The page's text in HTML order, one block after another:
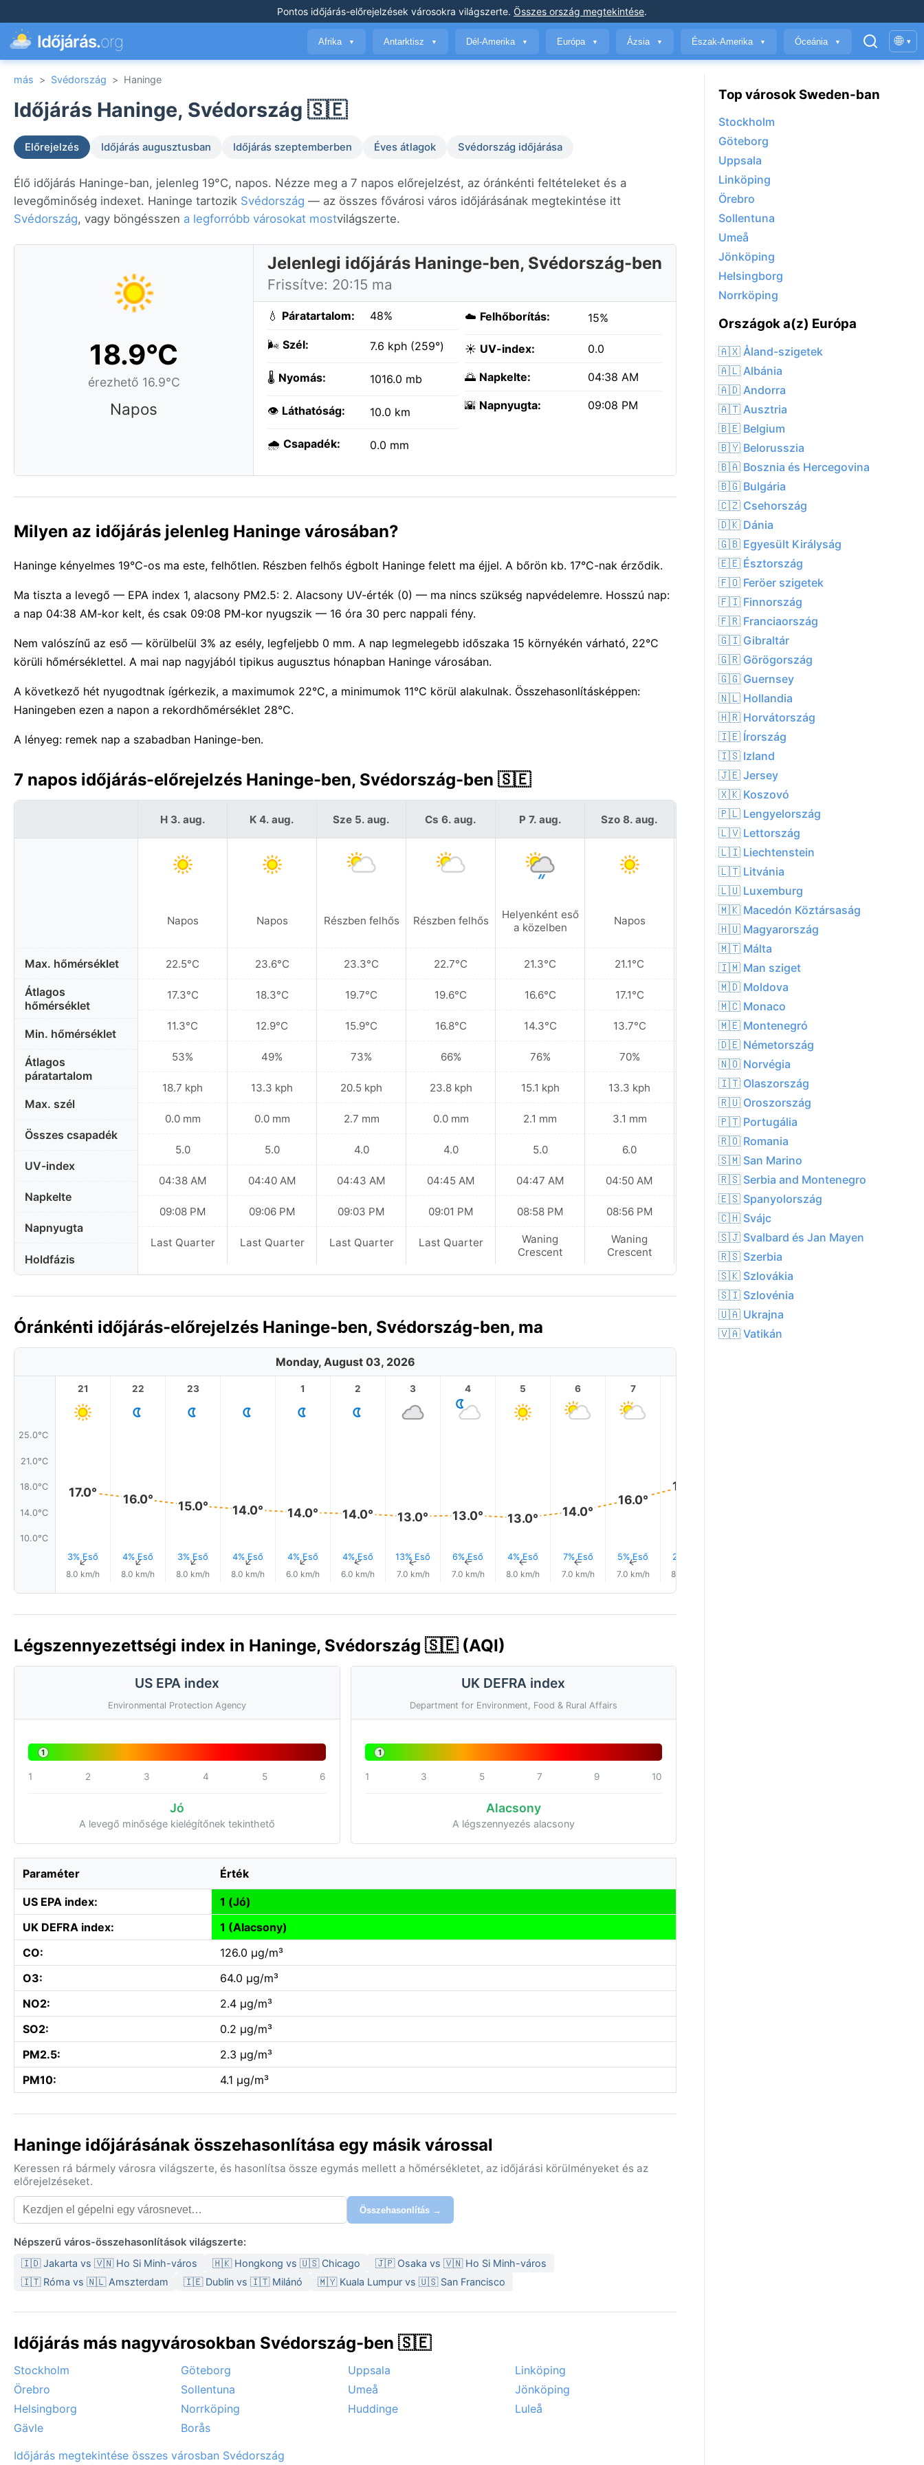
Pontos időjárás-előrejelzések városokra világszerte. Összes ország megtekintése.
Időjárás.org Afrika ▼ Antarktisz ▼ Dél-Amerika ▼ Európa ▼ Ázsia ▼ Észak-Amerika ▼ Óceánia ▼ 🌐 ▾
más > Svédország > Haninge
Időjárás Haninge, Svédország 🇸🇪
Előrejelzés Időjárás augusztusban Időjárás szeptemberben Éves átlagok Svédország időjárása
Élő időjárás Haninge-ban, jelenleg 19°C, napos. Nézze meg a 7 napos előrejelzést, az óránkénti feltételeket és a
levegőminőség indexet. Haninge tartozik Svédország — az összes fővárosi város időjárásának megtekintése itt
Svédország, vagy böngésszen a legforróbb városokat mostvilágszerte.
18.9°C
érezhető 16.9°C
Napos
Jelenlegi időjárás Haninge-ben, Svédország-ben
Frissítve: 20:15 ma
💧 Páratartalom: 48%
🌬️ Szél: 7.6 kph (259°)
🌡️ Nyomás: 1016.0 mb
👁️ Láthatóság: 10.0 km
🌧️ Csapadék: 0.0 mm
☁️ Felhőborítás: 15%
☀️ UV-index: 0.0
🌅 Napkelte: 04:38 AM
🌇 Napnyugta: 09:08 PM
Milyen az időjárás jelenleg Haninge városában?
Haninge kényelmes 19°C-os ma este, felhőtlen. Részben felhős égbolt Haninge felett ma éjjel. A bőrön kb. 17°C-nak érződik.
Ma tiszta a levegő — EPA index 1, alacsony PM2.5: 2. Alacsony UV-érték (0) — ma nincs szükség napvédelemre. Hosszú nap:
a nap 04:38 AM-kor kelt, és csak 09:08 PM-kor nyugszik — 16 óra 30 perc nappali fény.
Nem valószínű az eső — körülbelül 3% az esély, legfeljebb 0 mm. A nap legmelegebb időszaka 15 környékén várható, 22°C
körüli hőmérséklettel. A mai nap nagyjából tipikus augusztus hónapban Haninge városában.
A következő hét nyugodtnak ígérkezik, a maximumok 22°C, a minimumok 11°C körül alakulnak. Összehasonlításképpen:
Haningeben ezen a napon a rekordhőmérséklet 28°C.
A lényeg: remek nap a szabadban Haninge-ben.
7 napos időjárás-előrejelzés Haninge-ben, Svédország-ben 🇸🇪
Max. hőmérséklet
Átlagos
hőmérséklet
Min. hőmérséklet
Átlagos
páratartalom
Max. szél
Összes csapadék
UV-index
Napkelte
Napnyugta
Holdfázis
H 3. aug.
Napos
22.5°C
17.3°C
11.3°C
53%
18.7 kph
0.0 mm
5.0
04:38 AM
09:08 PM
Last Quarter
K 4. aug.
Napos
23.6°C
18.3°C
12.9°C
49%
13.3 kph
0.0 mm
5.0
04:40 AM
09:06 PM
Last Quarter
Sze 5. aug.
Részben felhős
23.3°C
19.7°C
15.9°C
73%
20.5 kph
2.7 mm
4.0
04:43 AM
09:03 PM
Last Quarter
Cs 6. aug.
Részben felhős
22.7°C
19.6°C
16.8°C
66%
23.8 kph
0.0 mm
4.0
04:45 AM
09:01 PM
Last Quarter
P 7. aug.
Helyenként eső
a közelben
21.3°C
16.6°C
14.3°C
76%
15.1 kph
2.1 mm
5.0
04:47 AM
08:58 PM
Waning
Crescent
Szo 8. aug.
Napos
21.1°C
17.1°C
13.7°C
70%
13.3 kph
3.1 mm
6.0
04:50 AM
08:56 PM
Waning
Crescent
V 9. aug.
Helyenként eső
a közelben
20.9°C
17.6°C
15.2°C
63%
22.3 kph
2.1 mm
5.0
04:52 AM
08:53 PM
Waning
Crescent
Óránkénti időjárás-előrejelzés Haninge-ben, Svédország-ben, ma
Monday, August 03, 2026
25.0°C
21.0°C
18.0°C
14.0°C
10.0°C
21
17.0°
3% Eső
↑
8.0 km/h
22
16.0°
4% Eső
↑
8.0 km/h
23
15.0°
3% Eső
↑
8.0 km/h
14.0°
4% Eső
↑
8.0 km/h
1
14.0°
4% Eső
↑
6.0 km/h
2
14.0°
4% Eső
↑
6.0 km/h
3
13.0°
13% Eső
↑
7.0 km/h
4
13.0°
6% Eső
↑
7.0 km/h
5
13.0°
4% Eső
↑
8.0 km/h
6
14.0°
7% Eső
↑
7.0 km/h
7
16.0°
5% Eső
↑
7.0 km/h
18.0°
2% Eső
8.0 km/h
Légszennyezettségi index in Haninge, Svédország 🇸🇪 (AQI)
US EPA index
Environmental Protection Agency
1
1 2 3 4 5 6
Jó
A levegő minősége kielégítőnek tekinthető
UK DEFRA index
Department for Environment, Food & Rural Affairs
1
1 3 5 7 9 10
Alacsony
A légszennyezés alacsony
Paraméter Érték
US EPA index:
1 (Jó)
UK DEFRA index:
1 (Alacsony)
CO:
126.0 µg/m³
O3:
64.0 µg/m³
NO2:
2.4 µg/m³
SO2:
0.2 µg/m³
PM2.5:
2.3 µg/m³
PM10:
4.1 µg/m³
Haninge időjárásának összehasonlítása egy másik várossal
Keressen rá bármely városra világszerte, és hasonlítsa össze egymás mellett a hőmérsékletet, az időjárási körülményeket és az
előrejelzéseket.
Összehasonlítás →
Népszerű város-összehasonlítások világszerte:
🇮🇩 Jakarta vs 🇻🇳 Ho Si Minh-város 🇭🇰 Hongkong vs 🇺🇸 Chicago
🇯🇵 Osaka vs 🇻🇳 Ho Si Minh-város
🇮🇹 Róma vs 🇳🇱 Amszterdam
🇮🇪 Dublin vs 🇮🇹 Milánó 🇲🇾 Kuala Lumpur vs 🇺🇸 San Francisco
Időjárás más nagyvárosokban Svédország-ben 🇸🇪
Stockholm Göteborg Uppsala
Linköping
Örebro
Sollentuna Umeå
Jönköping
Helsingborg
Norrköping Huddinge
Luleå
Gävle
Borås
Időjárás megtekintése összes városban Svédország
Top városok Sweden-ban
Stockholm
Göteborg
Uppsala
Linköping
Örebro
Sollentuna
Umeå
Jönköping
Helsingborg
Norrköping
Országok a(z) Európa
🇦🇽 Åland-szigetek
🇦🇱 Albánia
🇦🇩 Andorra
🇦🇹 Ausztria
🇧🇪 Belgium
🇧🇾 Belorusszia
🇧🇦 Bosznia és Hercegovina
🇧🇬 Bulgária
🇨🇿 Csehország
🇩🇰 Dánia
🇬🇧 Egyesült Királyság
🇪🇪 Észtország
🇫🇴 Feröer szigetek
🇫🇮 Finnország
🇫🇷 Franciaország
🇬🇮 Gibraltár
🇬🇷 Görögország
🇬🇬 Guernsey
🇳🇱 Hollandia
🇭🇷 Horvátország
🇮🇪 Írország
🇮🇸 Izland
🇯🇪 Jersey
🇽🇰 Koszovó
🇵🇱 Lengyelország
🇱🇻 Lettország
🇱🇮 Liechtenstein
🇱🇹 Litvánia
🇱🇺 Luxemburg
🇲🇰 Macedón Köztársaság
🇭🇺 Magyarország
🇲🇹 Málta
🇮🇲 Man sziget
🇲🇩 Moldova
🇲🇨 Monaco
🇲🇪 Montenegró
🇩🇪 Németország
🇳🇴 Norvégia
🇮🇹 Olaszország
🇷🇺 Oroszország
🇵🇹 Portugália
🇷🇴 Romania
🇸🇲 San Marino
🇷🇸 Serbia and Montenegro
🇪🇸 Spanyolország
🇨🇭 Svájc
🇸🇯 Svalbard és Jan Mayen
🇷🇸 Szerbia
🇸🇰 Szlovákia
🇸🇮 Szlovénia
🇺🇦 Ukrajna
🇻🇦 Vatikán